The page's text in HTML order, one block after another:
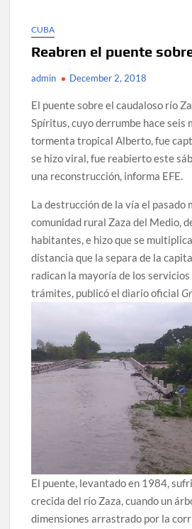
CUBA
Reabren el puente
admin December 2, 2018
El puente sobre el caudaloso río
Spíritus, cuyo derrumbe hace seis
tormenta tropical Alberto, fue
se hizo viral, fue reabierto este
una reconstrucción, informa EFE.
La destrucción de la vía el pasado
comunidad rural Zaza del Medio,
habitantes, e hizo que se
distancia que la separa de la
radican la mayoría de los
trámites, publicó el diario oficial
El puente, levantado en 1984,
crecida del río Zaza, cuando un
dimensiones arrastrado por la